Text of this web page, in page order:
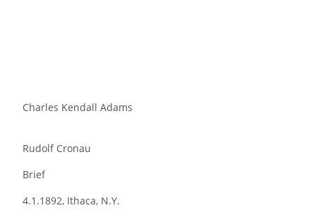
Charles Kendall Adams
Rudolf Cronau
Brief
4.1.1892, Ithaca, N.Y.